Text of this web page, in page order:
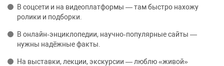
В соцсети и на видеоплатформы — там быстро нахожу
ролики и подборки.
В онлайн‑энциклопедии, научно‑популярные сайты —
нужны надёжные факты.
На выставки, лекции, экскурсии — люблю «живой»